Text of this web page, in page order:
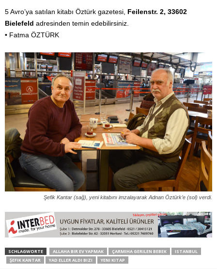
5 Avro’ya satılan kitabı Öztürk gazetesi, Feilenstr. 2, 33602
Bielefeld adresinden temin edebilirsiniz.
• Fatma ÖZTÜRK
Şefik Kantar (sağ), yeni kitabını imzalayarak Adnan Öztürk’e (sol) verdi.
SCHLAGWORTE ALLAHA BIR EV YAPMAK ÇARMIHA GERILEN BEBEK
ISTANBUL
ŞEFIK KANTAR
YAD ELLER ALDI BIZI YENI KITAP